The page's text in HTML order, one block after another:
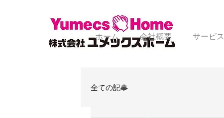
ホーム 会社概要 サービス
全ての記事